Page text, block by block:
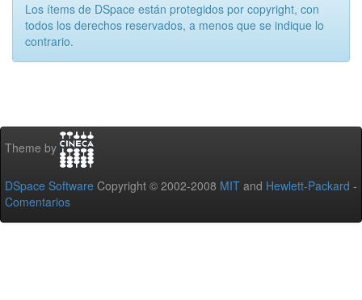
Los ítems de DSpace están protegidos por copyright, con
todos los derechos reservados, a menos que se indique lo
contrario.
Theme by
DSpace Software Copyright © 2002-2008 MIT and Hewlett-Packard -
Comentarios